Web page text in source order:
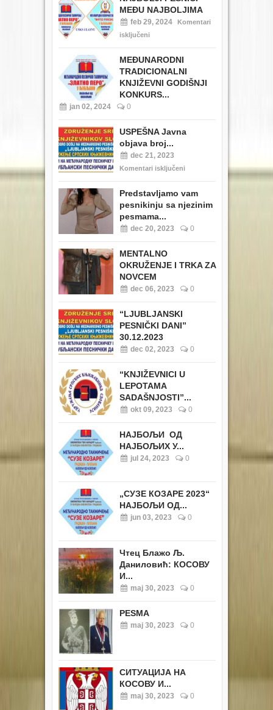
MEĐU NAJBOLJIMA
feb 29, 2024
Komentari
isključeni
MEĐUNARODNI
TRADICIONALNI
KNJIŽEVNI GODIŠNJI
KONKURS...
jan 02, 2024 0
USPEŠNA Javna
objava broj...
dec 21, 2023
Komentari isključeni
Predstavljamo vam
pesnikinju sa njezinim
pesmama...
dec 20, 2023 0
MENTALNO
OKRUŽENJE I TRKA ZA
NOVCEM
dec 06, 2023 0
“LJUBLJANSKI
PESNIČKI DANI”
30.12.2023
dec 02, 2023 0
“KNJIŽEVNICI U
LEPOTAMA
SADAŠNJOSTI”...
okt 09, 2023 0
НАЈБОЉИ ОД
НАЈБОЉИХ У...
jul 24, 2023 0
„СУЗЕ КОЗАРЕ 2023“
НАЈБОЉИ ОД...
jun 03, 2023 0
Чтец Блажо Љ.
Даниловић: КОСОВУ
И...
maj 30, 2023 0
PESMA
maj 30, 2023 0
СИТУАЦИЈА НА
КОСОВУ И...
maj 30, 2023 0